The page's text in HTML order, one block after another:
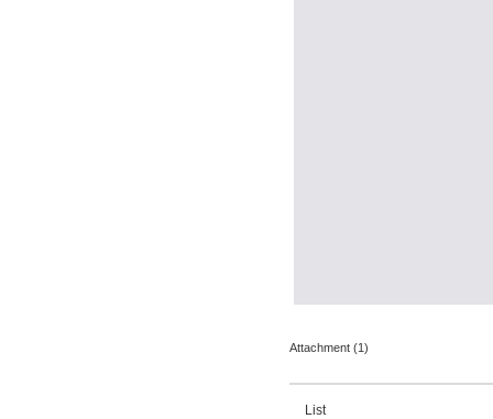
Attachment (1)
List